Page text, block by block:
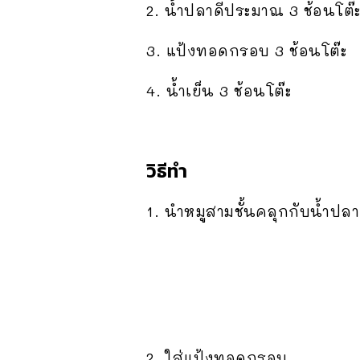
2. น้ำปลาดีประมาณ 3 ช้อนโต๊
3. แป้งทอดกรอบ 3 ช้อนโต๊ะ
4. น้ำเย็น 3 ช้อนโต๊ะ
วิธีทำ
1. นำหมูสามชั้นคลุกกับน้ำปล